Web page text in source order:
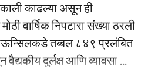
काढल्या असून ही
वार्षिक निपटारा संख्या ठरली
तब्बल ८४९ प्रलंबित
दुर्लक्ष आणि व्यावसा ...